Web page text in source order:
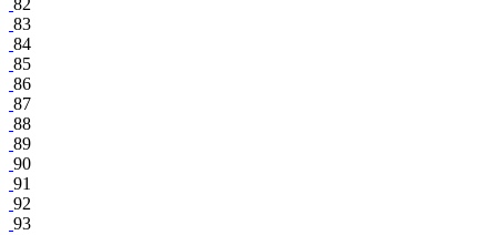
82
83
84
85
86
87
88
89
90
91
92
93